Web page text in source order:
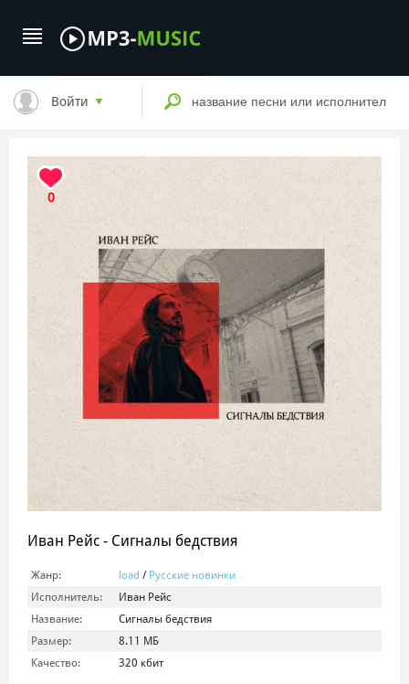
Войти
0
Иван Рейс - Сигналы бедствия
Жанр: load / Русские новинки
Исполнитель:
Иван Рейс
Название:
Сигналы бедствия
Размер:
8.11 МБ
Качество:
320 кбит